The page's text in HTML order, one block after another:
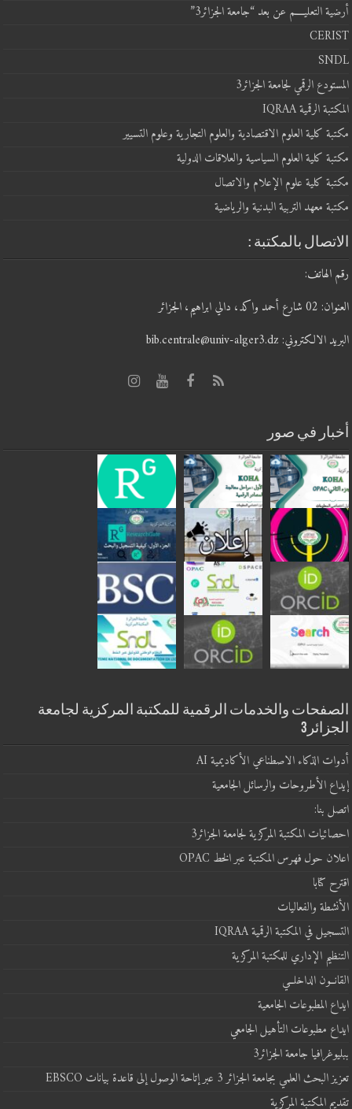
أرضية التعليــــم عن بعد “جامعة الجزائر3”
CERIST
SNDL
المستودع الرقمي لجامعة الجزائر3
المكتبة الرقمية IQRAA
مكتبة كلية العلوم الاقتصادية والعلوم التجارية وعلوم التسيير
مكتبة كلية العلوم السياسية والعلاقات الدولية
مكتبة كلية علوم الإعلام والاتصال
مكتبة معهد التربية البدنية والرياضية
الاتصال بالمكتبة :
رقم الهاتف:
العنوان: 02 شارع أحمد واكد، دالي ابراهيم، الجزائر
البريد الالكتروني: bib.centrale@univ-alger3.dz
أخبار في صور
الصفحات والخدمات الرقمية للمكتبة المركزية لجامعة
الجزائر3
أدوات الذكاء الاصطناعي الأكاديمية AI
إيداع الأطروحات والرسائل الجامعية
اتصل بنا:
احصائيات المكتبة المركزية لجامعة الجزائر3
اعلان حول فهرس المكتبة عبر الخط OPAC
اقترح كتابا
الأنشطة والفعاليات
التسجيل في المكتبة الرقمية IQRAA
التنظيم الإداري للمكتبة المركزية
القانــون الداخلــي
ايداع المطبوعات الجامعية
ايداع مطبوعات التأهيل الجامعي
ببليوغرافيا جامعة الجزائر3
تعزيز البحث العلمي بجامعة الجزائر 3 عبر إتاحة الوصول إلى قاعدة بيانات EBSCO
تقديم المكتبة المركزية